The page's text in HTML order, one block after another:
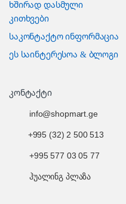
ხშირად დასმული
კითხვები
საკონტაქტო ინფორმაცია
ეს საინტერესოა & ბლოგი
კონტაქტი
info@shopmart.ge
+995 (32) 2 500 513
+995 577 03 05 77
ჰუალინგ პლაზა